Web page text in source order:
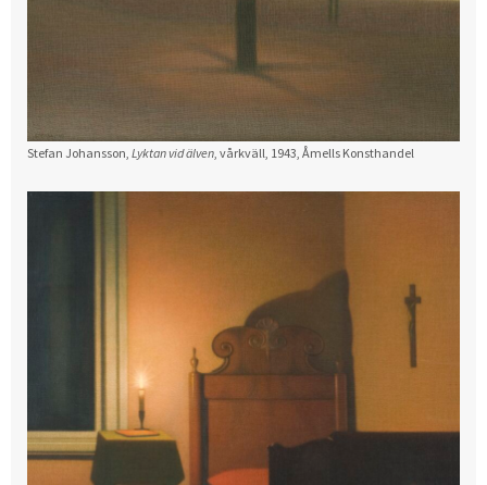
Stefan Johansson, Lyktan vid älven , vårkväll, 1943, Åmells Konsthandel